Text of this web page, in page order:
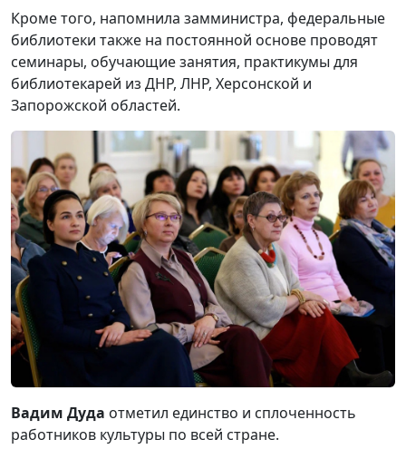
Кроме того, напомнила замминистра, федеральные
библиотеки также на постоянной основе проводят
семинары, обучающие занятия, практикумы для
библиотекарей из ДНР, ЛНР, Херсонской и
Запорожской областей.
Вадим Дуда отметил единство и сплоченность
работников культуры по всей стране.